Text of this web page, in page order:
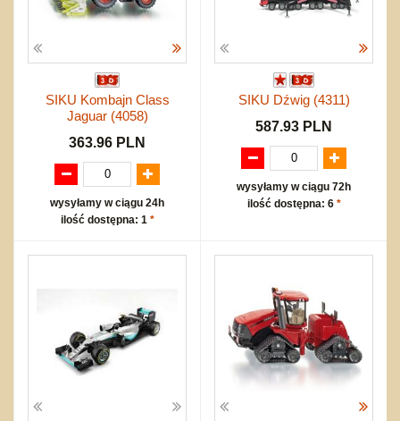
SIKU Kombajn Class
Jaguar (4058)
363.96 PLN
wysyłamy w ciągu 24h
ilość dostępna: 1 *
SIKU Dźwig (4311)
587.93 PLN
wysyłamy w ciągu 72h
ilość dostępna: 6 *